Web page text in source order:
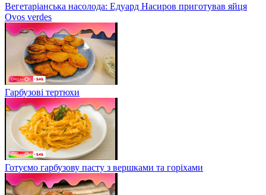
Вегетаріанська насолода: Едуард Насиров приготував яйця
Ovos verdes
Гарбузові тертюхи
Готуємо гарбузову пасту з вершками та горіхами